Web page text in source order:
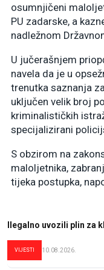
osumnjičeni
PU zadarske, a
nadležnom
U jučerašnjem
navela da je u
trenutka saznanja
uključen velik broj
kriminalističkih
specijalizirani
S obzirom na
maloljetnika,
tijeka postupka,
Ilegalno uvozili plin za
VIJESTI 10.08.2026.